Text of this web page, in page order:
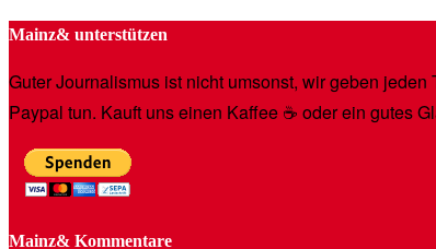
Mainz& unterstützen
Guter Journalismus ist nicht umsonst, wir geben
Paypal tun. Kauft uns einen Kaffee ☕️ oder ein gutes
Mainz& Kommentare